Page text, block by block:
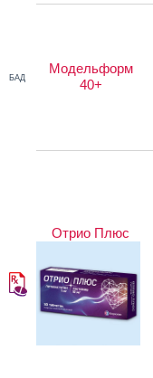
БАД
Модельформ
40+
Отрио Плюс